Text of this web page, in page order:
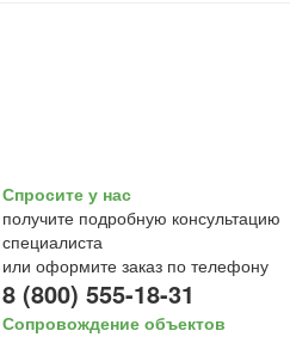
Спросите у нас
получите подробную консультацию
специалиста
или оформите заказ по телефону
8 (800) 555-18-31
Сопровождение объектов